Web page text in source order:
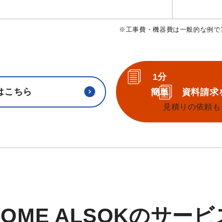
※工事費・機器費は一般的な例
こちら
1分
簡単
資料請求
見積りの依頼
ALSOKのサービ